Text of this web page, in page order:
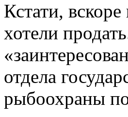
Кстати,
хотели
отдела
рыбоохраны